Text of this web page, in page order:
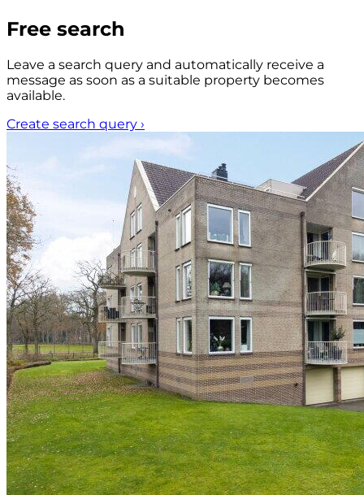
Free search
Leave a search query and automatically receive a
message as soon as a suitable property becomes
available.
Create search query ›